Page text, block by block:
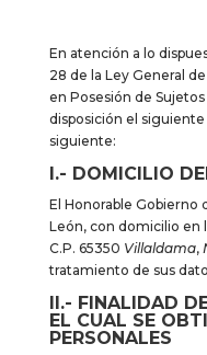
En atención a lo
28 de la Ley General
en Posesión de
disposición el
siguiente:
I.- DOMICILIO
El Honorable Gobierno
León, con domicilio en
C.P. 65350 Villaldama,
tratamiento de sus
II.- FINALIDAD
EL CUAL SE
PERSONALES